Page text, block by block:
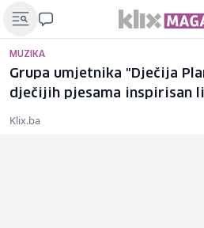
MUZIKA
Grupa umjetnika "Dječija
dječijih pjesama inspirisan
Klix.ba